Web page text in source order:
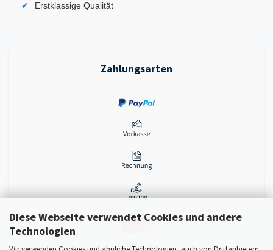
Diese Webseite verwendet Cookies und andere
Technologien
Erstklassige Qualität
Zahlungsarten